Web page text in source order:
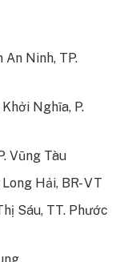
An Ninh, TP.
Nghĩa, P.
Vũng Tàu
Hải, BR- VT
Sáu, TT. Phước